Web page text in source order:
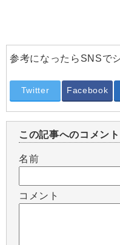
参考になったらSNSで
Twitter Facebook
この記事へのコメント
名前
コメント